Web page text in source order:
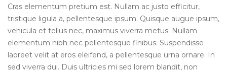
Cras elementum pretium est. Nullam ac justo efficitur,
tristique ligula a, pellentesque ipsum. Quisque augue ipsum,
vehicula et tellus nec, maximus viverra metus. Nullam
elementum nibh nec pellentesque finibus. Suspendisse
laoreet velit at eros eleifend, a pellentesque urna ornare. In
sed viverra dui. Duis ultricies mi sed lorem blandit, non